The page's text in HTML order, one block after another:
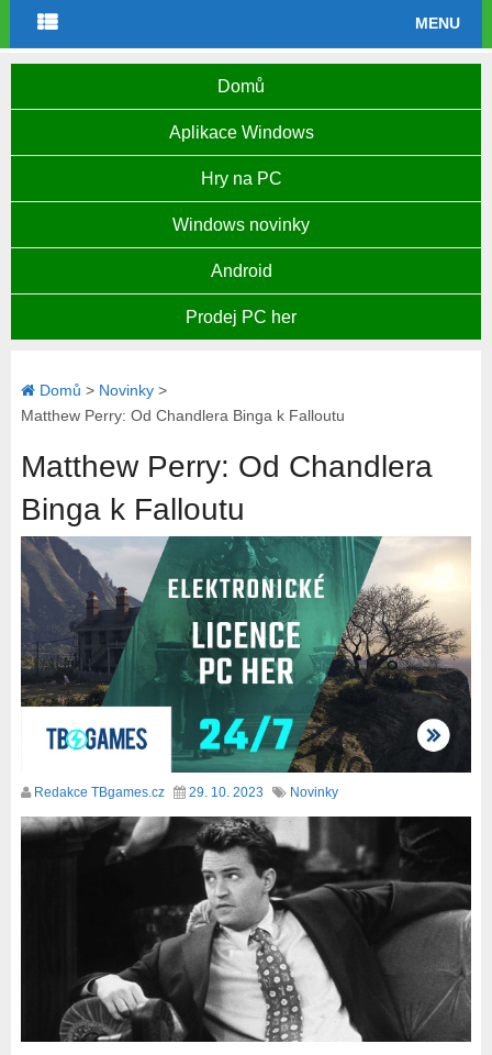
MENU
Domů
Aplikace Windows
Hry na PC
Windows novinky
Android
Prodej PC her
Domů > Novinky>
Matthew Perry: Od Chandlera Binga k Falloutu
Matthew Perry: Od Chandlera
Binga k Falloutu
Redakce TBgames.cz 29. 10. 2023 Novinky